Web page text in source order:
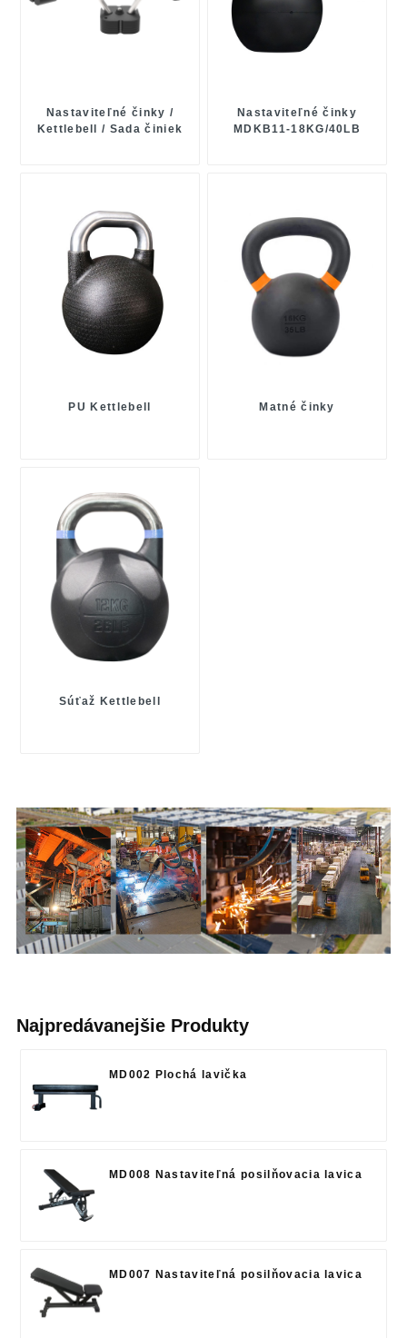
Nastaviteľné činky /
Kettlebell / Sada činiek
Nastaviteľné činky
MDKB11-18KG/40LB
PU Kettlebell Matné činky
Súťaž Kettlebell
Najpredávanejšie Produkty
MD002 Plochá lavička
MD008 Nastaviteľná posilňovacia lavica
MD007 Nastaviteľná posilňovacia lavica